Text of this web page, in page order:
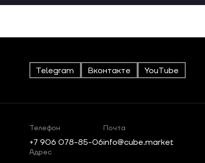
Telegram Вконтакте YouTube
Телефон
+7 906 078-85-06
Почта
info@cube.market
Адрес